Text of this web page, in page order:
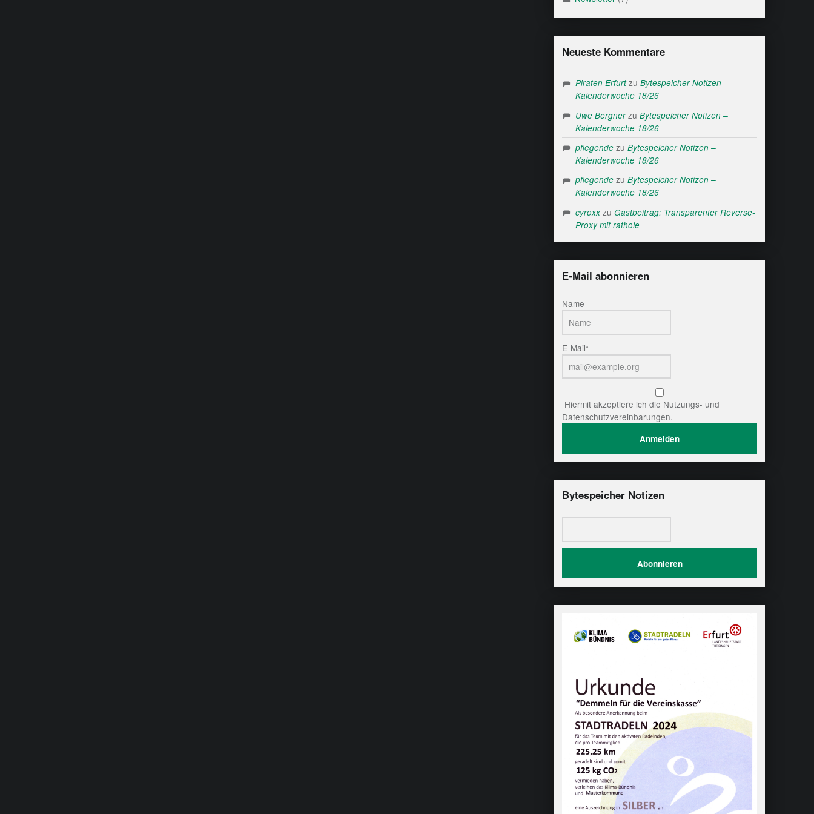
Neueste Kommentare
Piraten ErfurtzuBytespeicher Notizen –
Kalenderwoche 18/26
Uwe BergnerzuBytespeicher Notizen –
Kalenderwoche 18/26
pflegende zuBytespeicher Notizen –
Kalenderwoche 18/26
pflegende zuBytespeicher Notizen –
Kalenderwoche 18/26
cyroxx zuGastbeitrag: Transparenter Reverse-
Proxy mit rathole
E-Mail abonnieren
Name
E-Mail*
Hiermit akzeptiere ich die Nutzungs- und
Datenschutzvereinbarungen.
Bytespeicher Notizen